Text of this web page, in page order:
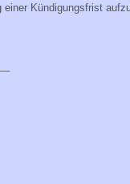
Kündigungsfrist